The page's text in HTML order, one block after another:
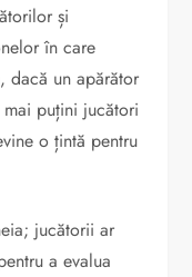
și
în care
dacă un apărător
puțini jucători
o țintă pentru
jucătorii ar
a evalua